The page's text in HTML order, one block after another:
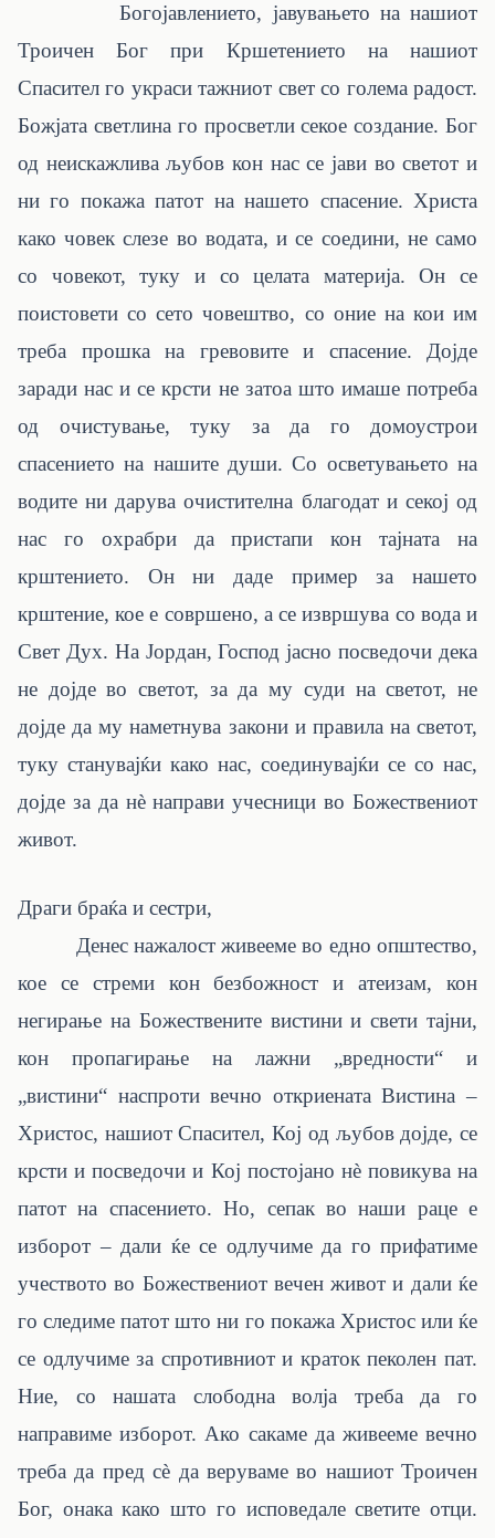
Богојавлението, јавувањето на нашиот
Троичен Бог при Кршетението на нашиот
Спасител го украси тажниот свет со голема радост.
Божјата светлина го просветли секое создание. Бог
од неискажлива љубов кон нас се јави во светот и
ни го покажа патот на нашето спасение. Христа
како човек слезе во водата, и се соедини, не само
со човекот, туку и со целата материја. Он се
поистовети со сето човештво, со оние на кои им
треба прошка на гревовите и спасение. Дојде
заради нас и се крсти не затоа што имаше потреба
од очистување, туку за да го домоустрои
спасението на нашите души. Со осветувањето на
водите ни дарува очистителна благодат и секој од
нас го охрабри да пристапи кон тајната на
крштението. Он ни даде пример за нашето
крштение, кое е совршено, а се извршува со вода и
Свет Дух. На Јордан, Господ јасно посведочи дека
не дојде во светот, за да му суди на светот, не
дојде да му наметнува закони и правила на светот,
туку станувајќи како нас, соединувајќи се со нас,
дојде за да нѐ направи учесници во Божествениот
живот.
Драги браќа и сестри,
Денес нажалост живееме во едно општество,
кое се стреми кон безбожност и атеизам, кон
негирање на Божествените вистини и свети тајни,
кон пропагирање на лажни „вредности“ и
„вистини“ наспроти вечно откриената Вистина –
Христос, нашиот Спасител, Кој од љубов дојде, се
крсти и посведочи и Кој постојано нè повикува на
патот на спасението. Но, сепак во наши раце е
изборот – дали ќе се одлучиме да го прифатиме
учеството во Божествениот вечен живот и дали ќе
го следиме патот што ни го покажа Христос или ќе
се одлучиме за спротивниот и краток пеколен пат.
Ние, со нашата слободна волја треба да го
направиме изборот. Ако сакаме да живееме вечно
треба да пред сè да веруваме во нашиот Троичен
Бог, онака како што го исповедале светите отци.